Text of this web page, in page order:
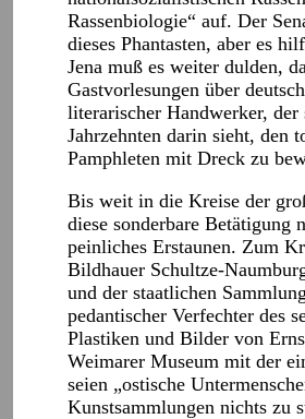
Rassenbiologie“ auf. Der
dieses Phantasten, aber es
Jena muß es weiter dulden,
Gastvorlesungen über
literarischer Handwerker, der
Jahrzehnten darin sieht, den
Pamphleten mit Dreck zu
Bis weit in die Kreise der
diese sonderbare
peinliches Erstaunen. Zum
Bildhauer Schultze-
und der staatlichen
pedantischer Verfechter des
Plastiken und Bilder von
Weimarer Museum mit der
seien „ostische
Kunstsammlungen nichts zu